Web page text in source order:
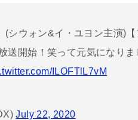
(シウォン&イ・ユヨン主演)
開始！笑って元気になりま
ILOFTlL7vM
July 22, 2020